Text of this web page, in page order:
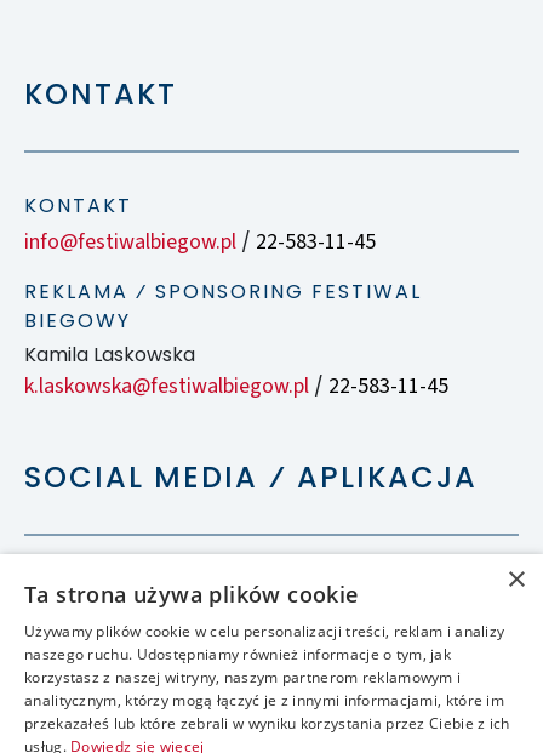
KONTAKT
KONTAKT
info@festiwalbiegow.pl / 22-583-11-45
REKLAMA ⁄ SPONSORING FESTIWAL
BIEGOWY
Kamila Laskowska
k.laskowska@festiwalbiegow.pl / 22-583-11-45
SOCIAL MEDIA ⁄ APLIKACJA
×
Ta strona używa plików cookie
Używamy plików cookie w celu personalizacji treści, reklam i analizy
naszego ruchu. Udostępniamy również informacje o tym, jak
korzystasz z naszej witryny, naszym partnerom reklamowym i
analitycznym, którzy mogą łączyć je z innymi informacjami, które im
przekazałeś lub które zebrali w wyniku korzystania przez Ciebie z ich
usług. Dowiedz się więcej